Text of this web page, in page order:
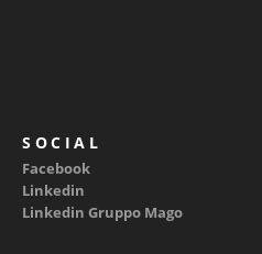
SOCIAL
Facebook
Linkedin
Linkedin Gruppo Mago